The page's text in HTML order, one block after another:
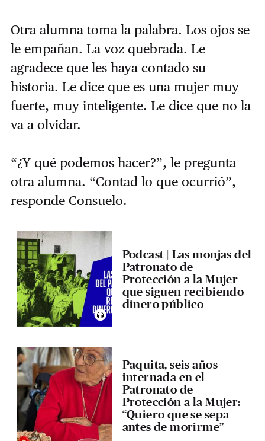
Otra alumna toma la palabra. Los ojos se
le empañan. La voz quebrada. Le
agradece que les haya contado su
historia. Le dice que es una mujer muy
fuerte, muy inteligente. Le dice que no la
va a olvidar.
“¿Y qué podemos hacer?”, le pregunta
otra alumna. “Contad lo que ocurrió”,
responde Consuelo.
Podcast | Las monjas del
Patronato de
Protección a la Mujer
que siguen recibiendo
dinero público
Paquita, seis años
internada en el
Patronato de
Protección a la Mujer:
“Quiero que se sepa
antes de morirme”